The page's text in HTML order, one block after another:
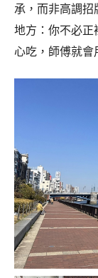
承，而非高調招
地方：你不必正
心吃，師傅就會